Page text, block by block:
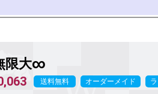
限大∞
送料無料 オーダーメイド